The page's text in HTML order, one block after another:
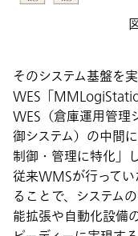
そのシステム基盤を
WES「
WES（倉庫運用管理
御システム）の中間
制御・管理に特化」
従来WMSが行って
ることで、システム
能拡張や自動化設備